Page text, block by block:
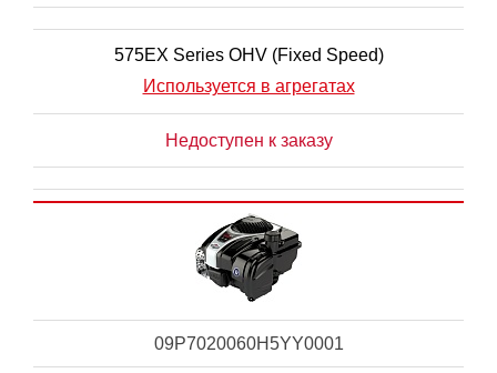
575EX Series OHV (Fixed Speed)
Используется в агрегатах
Недоступен к заказу
09P7020060H5YY0001